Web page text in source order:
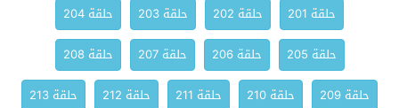
حلقة 201 حلقة 202 حلقة 203
حلقة 204
حلقة 205
حلقة 206 حلقة 207
حلقة 208
حلقة 209
حلقة 210 حلقة 211 حلقة 212
حلقة 213